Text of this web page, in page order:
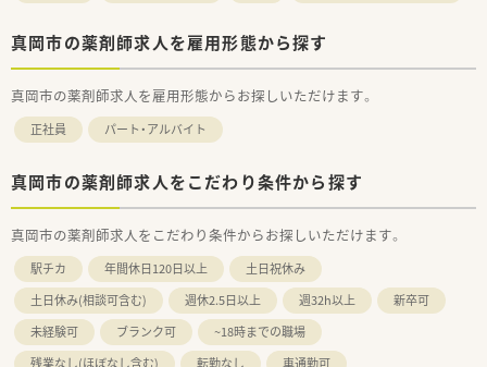
真岡市の薬剤師求人を雇用形態から探す
真岡市の薬剤師求人を雇用形態からお探しいただけます。
正社員 パート・アルバイト
真岡市の薬剤師求人をこだわり条件から探す
真岡市の薬剤師求人をこだわり条件からお探しいただけます。
駅チカ 年間休日120日以上
土日祝休み
土日休み(相談可含む)
週休2.5日以上 週32h以上
新卒可
未経験可
ブランク可
~18時までの職場
残業なし(ほぼなし含む)
転勤なし
車通勤可